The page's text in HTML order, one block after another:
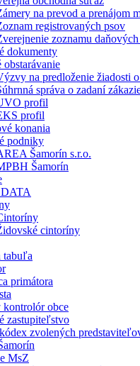
na prevod a prenájom
registrovaných psov
zoznamu
dokumenty
obstarávanie
na predloženie žiadosti
správa o zadaní
profil
profil
konania
podniky
Šamorín s.r.o.
Šamorín
cintoríny
tabuľa
primátora
obce
zastupiteľstvo
zvolených
MsZ